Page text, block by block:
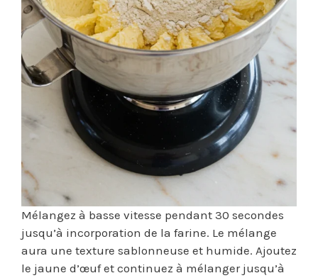
Mélangez à basse vitesse pendant 30 secondes
jusqu’à incorporation de la farine. Le mélange
aura une texture sablonneuse et humide. Ajoutez
le jaune d’œuf et continuez à mélanger jusqu’à